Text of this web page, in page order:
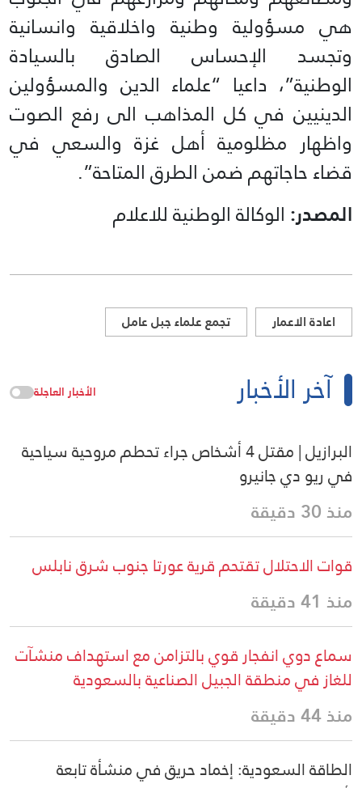
هي مسؤولية وطنية واخلاقية وانسانية
وتجسد الإحساس الصادق بالسيادة
الوطنية”، داعيا “علماء الدين والمسؤولين
الدينيين في كل المذاهب الى رفع الصوت
واظهار مظلومية أهل غزة والسعي في
قضاء حاجاتهم ضمن الطرق المتاحة”.
المصدر: الوكالة الوطنية للاعلام
اعادة الاعمار تجمع علماء جبل عامل
آخر الأخبار الأخبار العاجلة
البرازيل | مقتل 4 أشخاص جراء تحطم مروحية سياحية
في ريو دي جانيرو
منذ 30 دقيقة
قوات الاحتلال تقتحم قرية عورتا جنوب شرق نابلس
منذ 41 دقيقة
سماع دوي انفجار قوي بالتزامن مع استهداف منشآت
للغاز في منطقة الجبيل الصناعية بالسعودية
منذ 44 دقيقة
الطاقة السعودية: إخماد حريق في منشأة تابعة